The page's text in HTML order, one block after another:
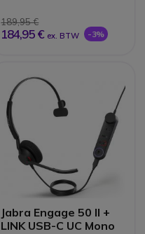
189,95 €
184,95 € ex. BTW -3%
Jabra Engage 50 II +
LINK USB-C UC Mono